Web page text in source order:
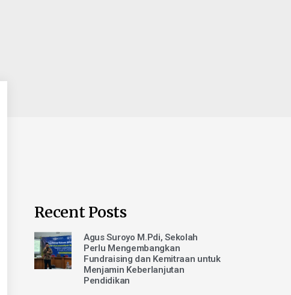
Recent Posts
Agus Suroyo M.Pdi, Sekolah
Perlu Mengembangkan
Fundraising dan Kemitraan untuk
Menjamin Keberlanjutan
Pendidikan